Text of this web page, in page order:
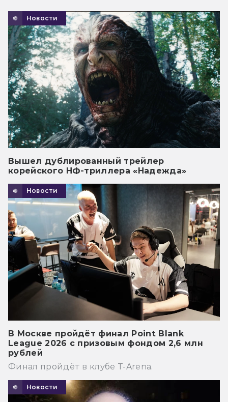
Новости
Вышел дублированный трейлер
корейского НФ-триллера «Надежда»
Новости
В Москве пройдёт финал Point Blank
League 2026 с призовым фондом 2,6 млн
рублей
Финал пройдёт в клубе T-Arena.
Новости